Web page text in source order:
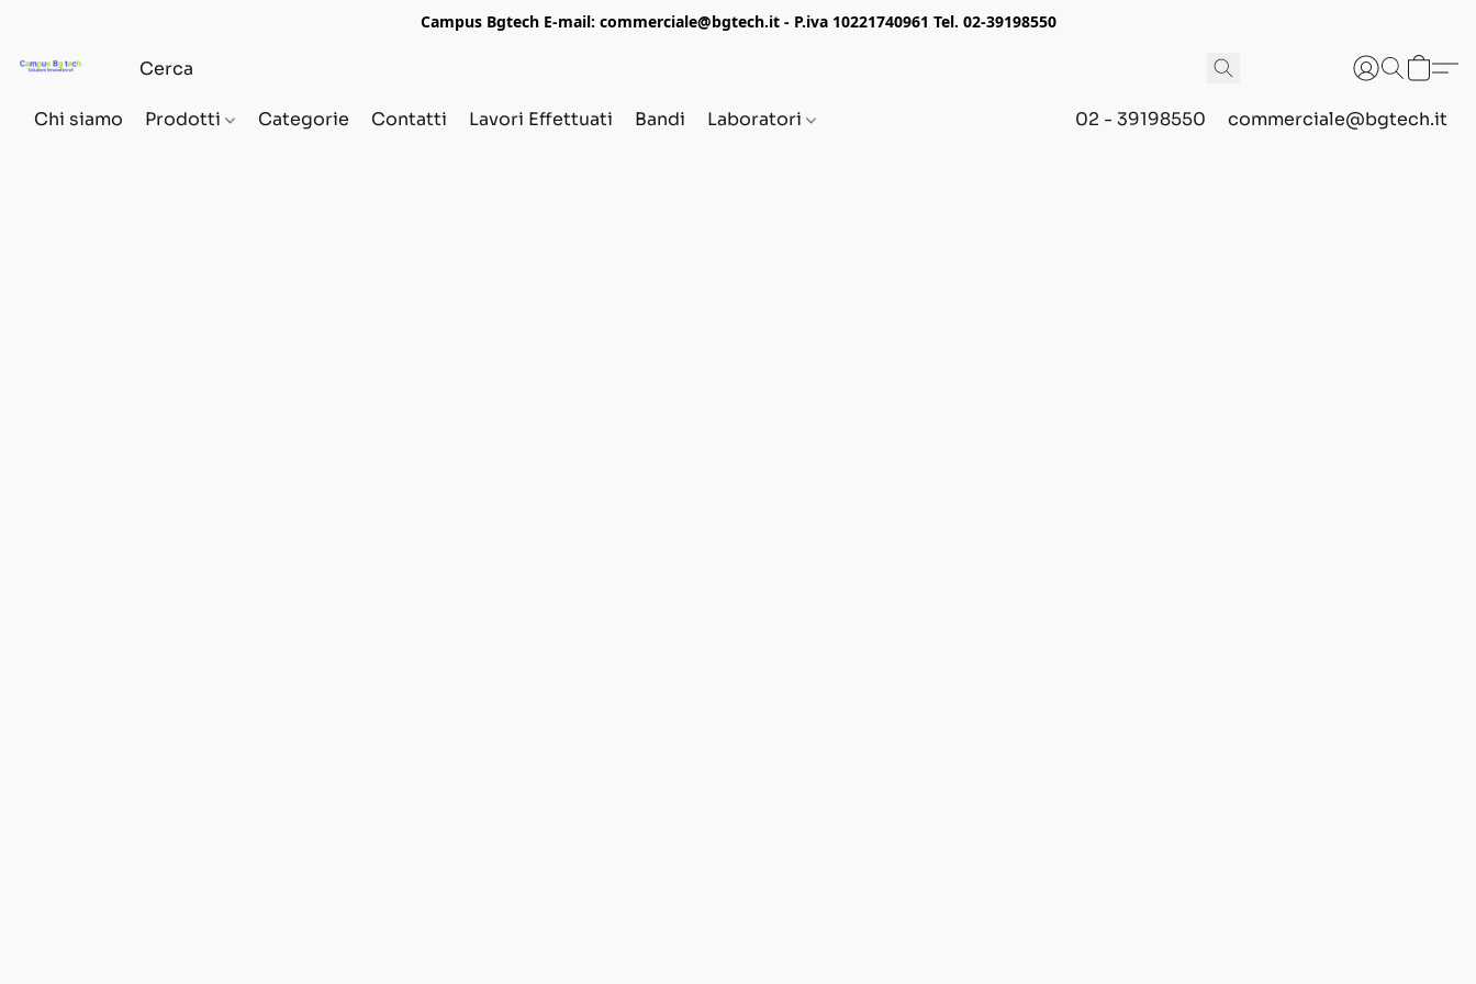
Campus Bgtech E-mail: commerciale@bgtech.it - P.iva 10221740961 Tel. 02-39198550
Chi siamo Prodotti Categorie Contatti Lavori Effettuati Bandi Laboratori 02 - 39198550 commerciale@bgtech.it